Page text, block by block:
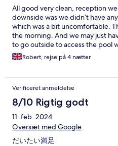
All good very clean, reception
downside was we didn’t have
which was a bit uncomfortable.
the morning. And we may just
to go outside to access the pool
really nice accommodation and
Robert, rejse på 4 nætter
Verificeret anmeldelse
8/10 Rigtig godt
11. feb. 2024
Oversæt med Google
だいたい満足